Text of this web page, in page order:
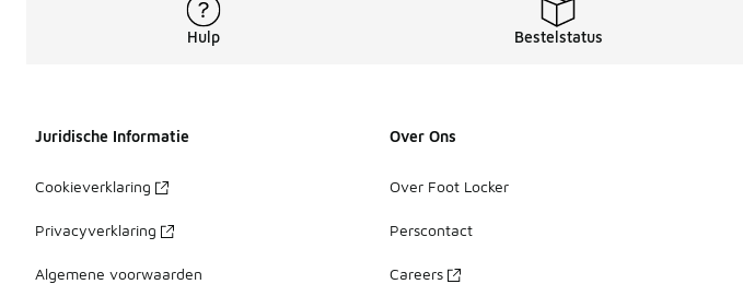
Hulp Bestelstatus
Juridische Informatie
Cookieverklaring
Privacyverklaring
Algemene voorwaarden
Over Ons
Over Foot Locker
Perscontact
Careers